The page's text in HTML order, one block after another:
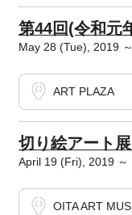
第44回(令和元
May 28 (Tue), 2019
ART PLAZA
切り絵アート
April 19 (Fri), 2019
OITA ART